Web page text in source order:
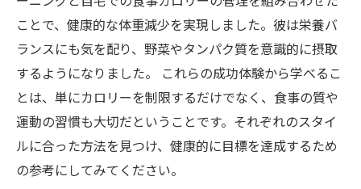
ことで、健康的な体重減少を実現しました。彼は栄養バ
ランスにも気を配り、野菜やタンパク質を意識的に摂取
するようになりました。 これらの成功体験から学べるこ
とは、単にカロリーを制限するだけでなく、食事の質や
運動の習慣も大切だということです。それぞれのスタイ
ルに合った方法を見つけ、健康的に目標を達成するため
の参考にしてみてください。